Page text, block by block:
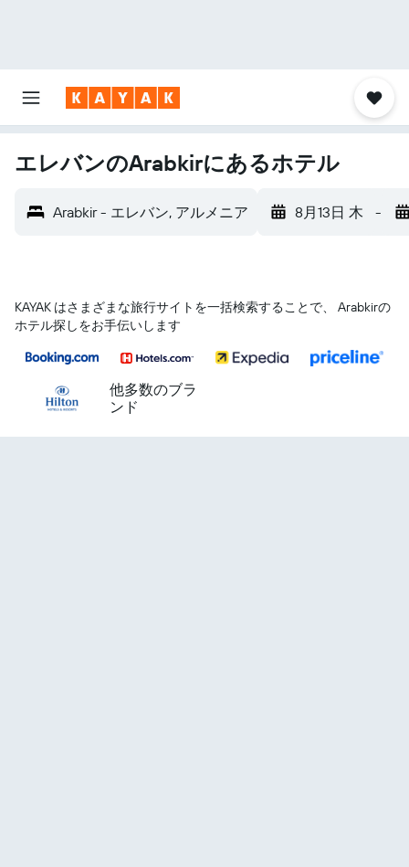
エレバンのArabkirにあるホテル
Arabkir - エレバン, アルメニア 8月13日 木 -
KAYAK はさまざまな旅行サイトを一括検索することで、 Arabkirの
ホテル探しをお手伝いします
他多数のブラ
ンド